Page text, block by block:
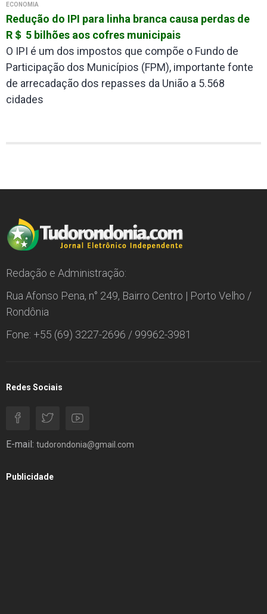
ECONOMIA
Redução do IPI para linha branca causa perdas de
R＄ 5 bilhões aos cofres municipais
O IPI é um dos impostos que compõe o Fundo de
Participação dos Municípios (FPM), importante fonte
de arrecadação dos repasses da União a 5.568
cidades
Redação e Administração:
Rua Afonso Pena, n° 249, Bairro Centro | Porto Velho /
Rondônia
Fone: +55 (69) 3227-2696 / 99962-3981
Redes Sociais
E-mail: tudorondonia@gmail.com
Publicidade